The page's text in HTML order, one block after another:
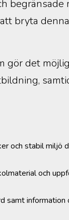
bryta
gör det
och stabil miljö
och
samt